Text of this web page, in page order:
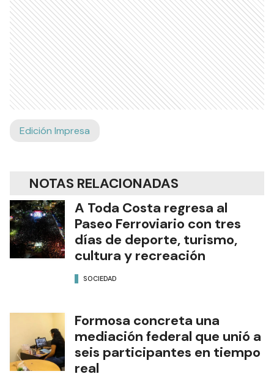
Edición Impresa
NOTAS RELACIONADAS
A Toda Costa regresa al
Paseo Ferroviario con tres
días de deporte, turismo,
cultura y recreación
SOCIEDAD
Formosa concreta una
mediación federal que unió a
seis participantes en tiempo
real